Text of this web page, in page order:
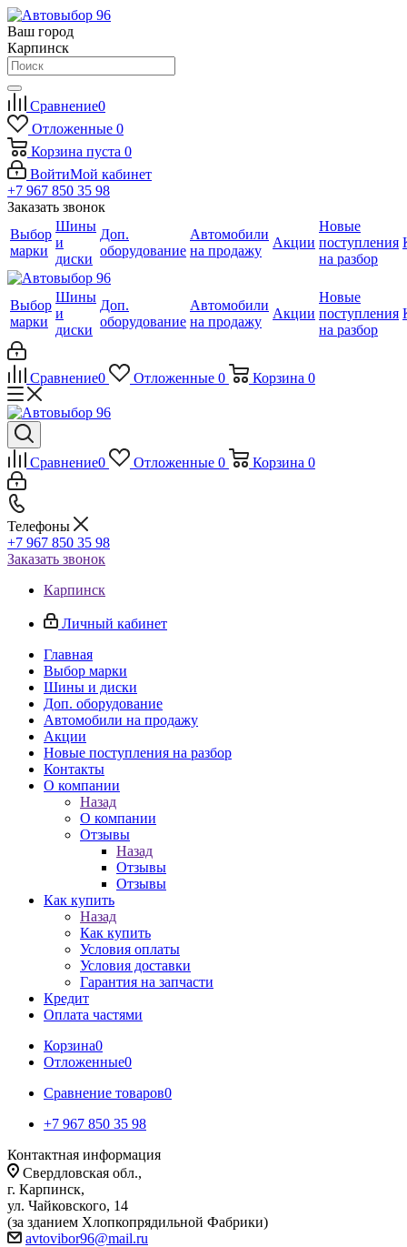
Ваш город
Карпинск
Сравнение0
Отложенные 0
Корзина пуста 0
ВойтиМой кабинет
+7 967 850 35 98
Заказать звонок
Выбор
марки
Шины
и
диски
Доп.
оборудование
Автомобили
на продажу
Акции
Новые
поступления
на разбор
Выбор
марки
Шины
и
диски
Доп.
оборудование
Автомобили
на продажу
Акции
Новые
поступления
на разбор
Сравнение0 Отложенные 0 Корзина 0
Сравнение0 Отложенные 0 Корзина 0
Телефоны
+7 967 850 35 98
Заказать звонок
Карпинск
Личный кабинет
Главная
Выбор марки
Шины и диски
Доп. оборудование
Автомобили на продажу
Акции
Новые поступления на разбор
Контакты
О компании
Назад
О компании
Отзывы
Назад
Отзывы
Отзывы
Как купить
Назад
Как купить
Условия оплаты
Условия доставки
Гарантия на запчасти
Кредит
Оплата частями
Корзина0
Отложенные0
Сравнение товаров0
+7 967 850 35 98
Контактная информация
Свердловская обл.,
г. Карпинск,
ул. Чайковского, 14
(за зданием Хлопкопрядильной Фабрики)
avtovibor96@mail.ru